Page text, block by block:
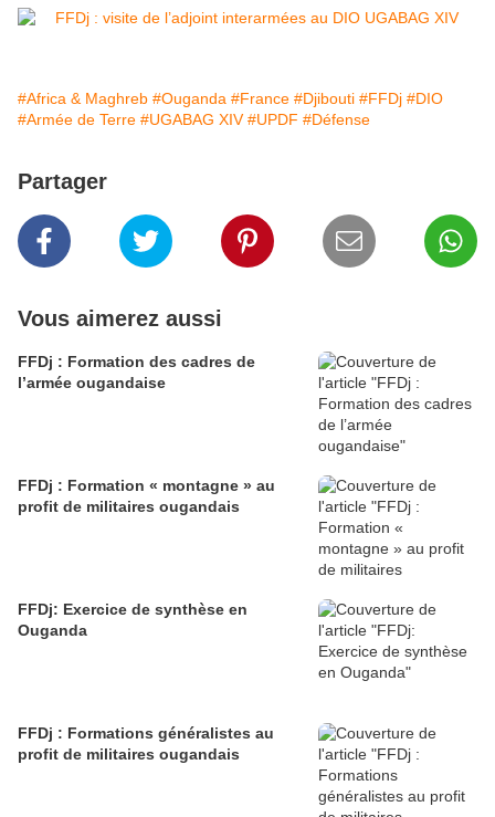
#Africa & Maghreb #Ouganda #France #Djibouti #FFDj #DIO
#Armée de Terre #UGABAG XIV #UPDF #Défense
Partager
Vous aimerez aussi
FFDj : Formation des cadres de
l’armée ougandaise
FFDj : Formation « montagne » au
profit de militaires ougandais
FFDj: Exercice de synthèse en
Ouganda
FFDj : Formations généralistes au
profit de militaires ougandais